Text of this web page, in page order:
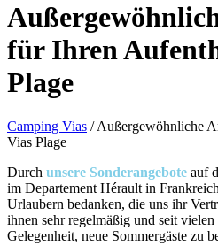
für Ihren
Plage
Camping Vias /Außergewöhnliche
Vias Plage
Durch unsere Sonderangebote auf
im Departement Hérault in
Urlaubern bedanken, die uns ihr
ihnen sehr regelmäßig und seit
Gelegenheit, neue Sommergäste zu